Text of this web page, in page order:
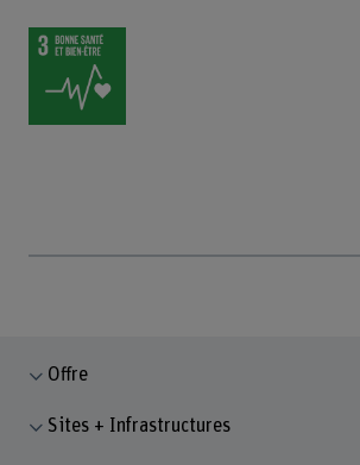
Offre
Sites + Infrastructures